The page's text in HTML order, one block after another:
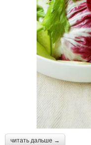
читать дальше →